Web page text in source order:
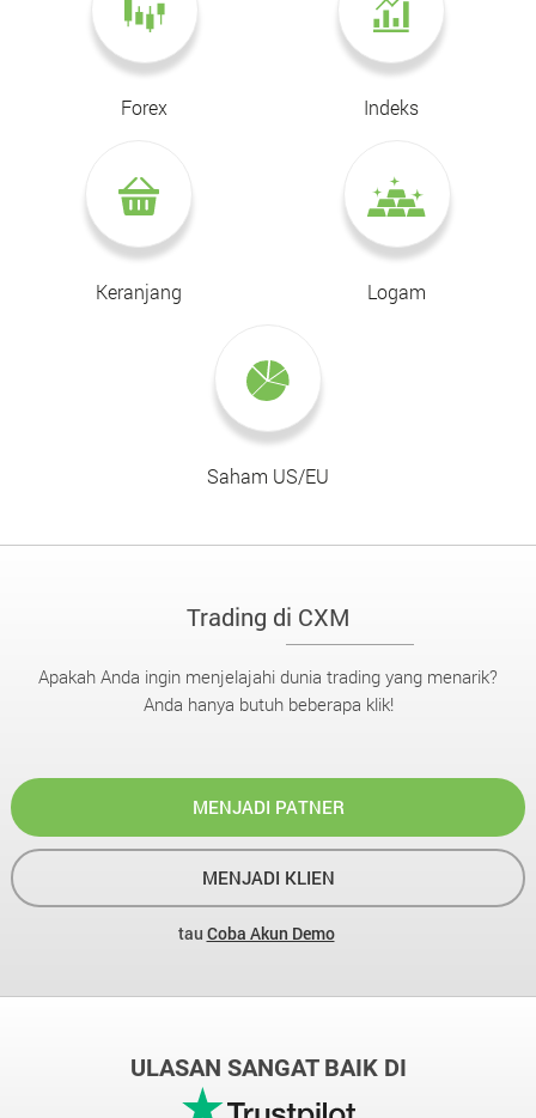
Forex Indeks
Keranjang Logam
Saham US/EU
Trading di CXM
Apakah Anda ingin menjelajahi dunia trading yang menarik?
Anda hanya butuh beberapa klik!
MENJADI PATNER
MENJADI KLIEN
tau Coba Akun Demo
ULASAN SANGAT BAIK DI